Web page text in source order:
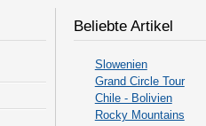
Beliebte Artikel
Slowenien
Grand Circle Tour
Chile - Bolivien
Rocky Mountains